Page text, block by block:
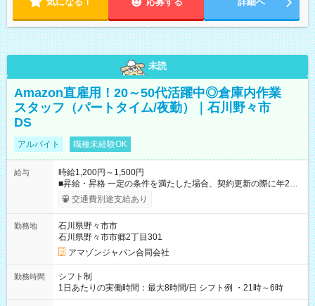
未読
Amazon直雇用！20～50代活躍中◎倉庫内作業
スタッフ（パートタイム/夜勤）｜石川野々市
DS
アルバイト 職種未経験OK
給与
時給1,200円～1,500円
■昇給・昇格 一定の条件を満たした場合、契約更新の際に年2回
まで昇給の機会があります。 ■正社員登用制度あり ※月末締/翌
月25日支払い ※時間外手当、別途支給 ※深夜割増賃金 (22:00～
☆Amazon直雇用で安定して働けます！ 【試用期間】試用期間
あり 試用期間の長さ：1週間 雇用形態、給与は本採用時と同じ
です。
交通費別途支給あり
勤務地
石川県野々市市
石川県野々市市郷2丁目301
アマゾンジャパン合同会社
勤務時間
シフト制
1日あたりの実働時間：最大8時間/日 シフト例 ・21時～6時